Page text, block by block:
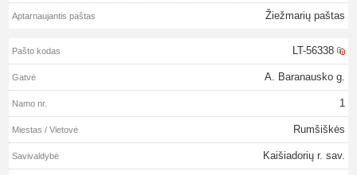
Žiežmarių paštas
LT-56338
A. Baranausko g.
1
Rumšiškės
Kaišiadorių r. sav.